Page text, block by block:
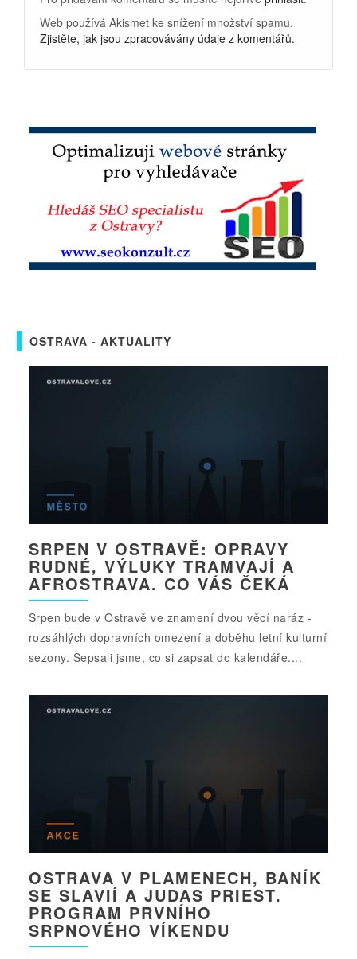
Web používá Akismet ke snížení množství spamu.
Zjistěte, jak jsou zpracovávány údaje z komentářů.
OSTRAVA - AKTUALITY
SRPEN V OSTRAVĚ: OPRAVY
RUDNÉ, VÝLUKY TRAMVAJÍ A
AFROSTRAVA. CO VÁS ČEKÁ
Srpen bude v Ostravě ve znamení dvou věcí naráz -
rozsáhlých dopravních omezení a doběhu letní kulturní
sezony. Sepsali jsme, co si zapsat do kalendáře....
OSTRAVA V PLAMENECH, BANÍK
SE SLAVIÍ A JUDAS PRIEST.
PROGRAM PRVNÍHO
SRPNOVÉHO VÍKENDU